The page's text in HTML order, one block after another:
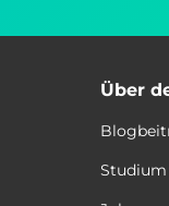
Über
Studium